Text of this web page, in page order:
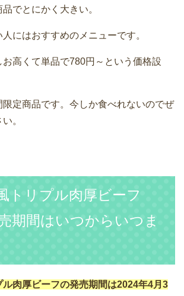
でとにかく大きい。
にはおすすめのメニューです。
高くて単品で780円～という価格設
限定商品です。今しか食べれないのでぜ
。
トリプル肉厚ビーフ
期間はいつからいつま
肉厚ビーフの発売期間は2024年4月3